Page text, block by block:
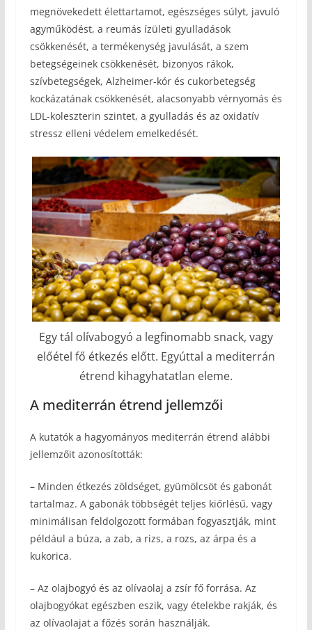
megnövekedett élettartamot, egészséges súlyt, javuló
agyműködést, a reumás ízületi gyulladások
csökkenését, a termékenység javulását, a szem
betegségeinek csökkenését, bizonyos rákok,
szívbetegségek, Alzheimer-kór és cukorbetegség
kockázatának csökkenését, alacsonyabb vérnyomás és
LDL-koleszterin szintet, a gyulladás és az oxidatív
stressz elleni védelem emelkedését.
Egy tál olívabogyó a legfinomabb snack, vagy
előétel fő étkezés előtt. Egyúttal a mediterrán
étrend kihagyhatatlan eleme.
A mediterrán étrend jellemzői
A kutatók a hagyományos mediterrán étrend alábbi
jellemzőit azonosították:
–Minden étkezés zöldséget, gyümölcsöt és gabonát
tartalmaz. A gabonák többségét teljes kiőrlésű, vagy
minimálisan feldolgozott formában fogyasztják, mint
például a búza, a zab, a rizs, a rozs, az árpa és a
kukorica.
– Az olajbogyó és az olívaolaj a zsír fő forrása. Az
olajbogyókat egészben eszik, vagy ételekbe rakják, és
az olívaolajat a főzés során használják.